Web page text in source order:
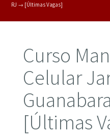
RJ → [Últimas Vagas]
Curso
Celular
[Últimas